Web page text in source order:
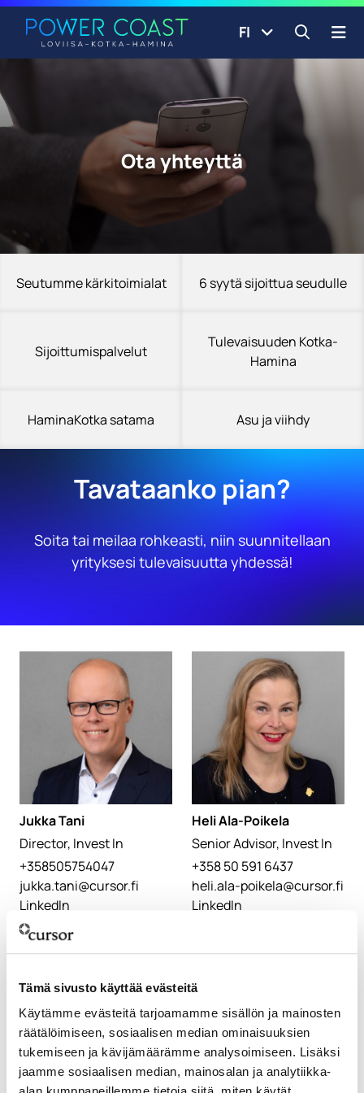
Tämä sivusto käyttää evästeitä
Käytämme evästeitä tarjoamamme sisällön ja mainosten
räätälöimiseen, sosiaalisen median ominaisuuksien
tukemiseen ja kävijämäärämme analysoimiseen. Lisäksi
jaamme sosiaalisen median, mainosalan ja analytiikka-
Siirry sisältöön
FI Avaa
Ota yhteyttä
Seutumme kärkitoimialat 6 syytä sijoittua seudulle
Sijoittumispalvelut
Tulevaisuuden Kotka-
Hamina
HaminaKotka satama Asu ja viihdy
Tavataanko pian?
Soita tai meilaa rohkeasti, niin suunnitellaan
yrityksesi tulevaisuutta yhdessä!
Jukka Tani
Director, Invest In
+358505754047
jukka.tani@cursor.fi
LinkedIn
Heli Ala-Poikela
Senior Advisor, Invest In
+358 50 591 6437
heli.ala-poikela@cursor.fi
LinkedIn